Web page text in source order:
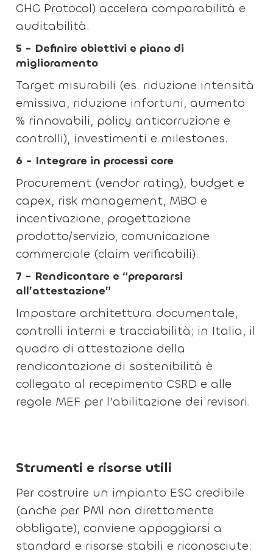
GHG Protocol) accelera comparabilità e
auditabilità.
5 - Definire obiettivi e piano di
miglioramento
Target misurabili (es. riduzione intensità
emissiva, riduzione infortuni, aumento
% rinnovabili, policy anticorruzione e
controlli), investimenti e milestones.
6 - Integrare in processi core
Procurement (vendor rating), budget e
capex, risk management, MBO e
incentivazione, progettazione
prodotto/servizio, comunicazione
commerciale (claim verificabili).
7 - Rendicontare e “prepararsi
all’attestazione”
Impostare architettura documentale,
controlli interni e tracciabilità; in Italia, il
quadro di attestazione della
rendicontazione di sostenibilità è
collegato al recepimento CSRD e alle
regole MEF per l’abilitazione dei revisori.
Strumenti e risorse utili
Per costruire un impianto ESG credibile
(anche per PMI non direttamente
obbligate), conviene appoggiarsi a
standard e risorse stabili e riconosciute: